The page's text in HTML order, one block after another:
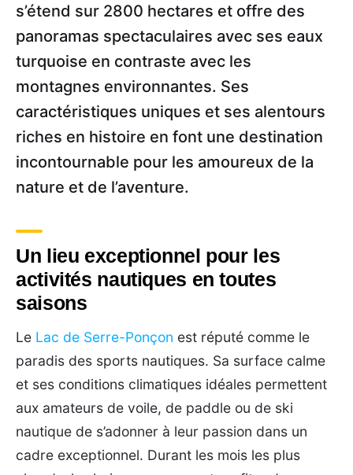
s’étend sur 2800 hectares et offre des
panoramas spectaculaires avec ses eaux
turquoise en contraste avec les
montagnes environnantes. Ses
caractéristiques uniques et ses alentours
riches en histoire en font une destination
incontournable pour les amoureux de la
nature et de l’aventure.
Un lieu exceptionnel pour les
activités nautiques en toutes
saisons
Le Lac de Serre-Ponçon est réputé comme le
paradis des sports nautiques. Sa surface calme
et ses conditions climatiques idéales permettent
aux amateurs de voile, de paddle ou de ski
nautique de s’adonner à leur passion dans un
cadre exceptionnel. Durant les mois les plus